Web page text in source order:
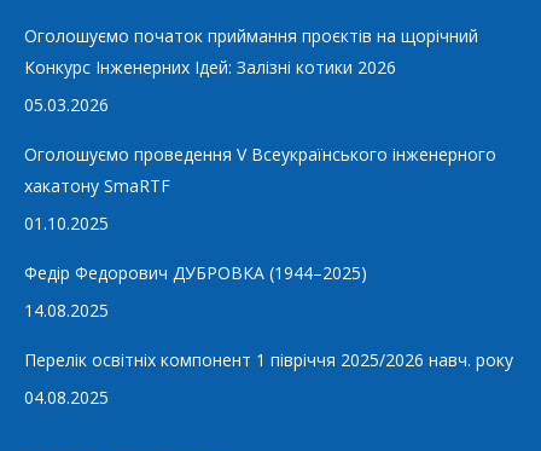
Оголошуємо початок приймання проєктів на щорічний
Конкурс Інженерних Ідей: Залізні котики 2026
05.03.2026
Оголошуємо проведення V Всеукраїнського інженерного
хакатону SmaRTF
01.10.2025
Федір Федорович ДУБРОВКА (1944–2025)
14.08.2025
Перелік освітніх компонент 1 півріччя 2025/2026 навч. року
04.08.2025